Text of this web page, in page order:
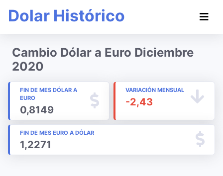
Dolar Histórico
Cambio Dólar a Euro Diciembre
2020
FIN DE MES DÓLAR A
EURO
0,8149
VARIACIÓN MENSUAL
-2,43
FIN DE MES EURO A DÓLAR
1,2271